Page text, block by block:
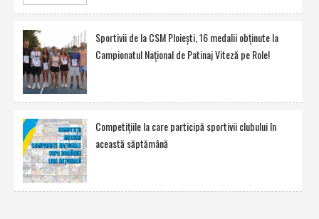
Sportivii de la CSM Ploieşti, 16 medalii obţinute la
Campionatul Naţional de Patinaj Viteză pe Role!
Competiţiile la care participă sportivii clubului în
această săptămână